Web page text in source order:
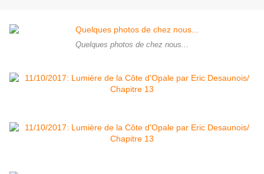
Quelques photos de chez nous...